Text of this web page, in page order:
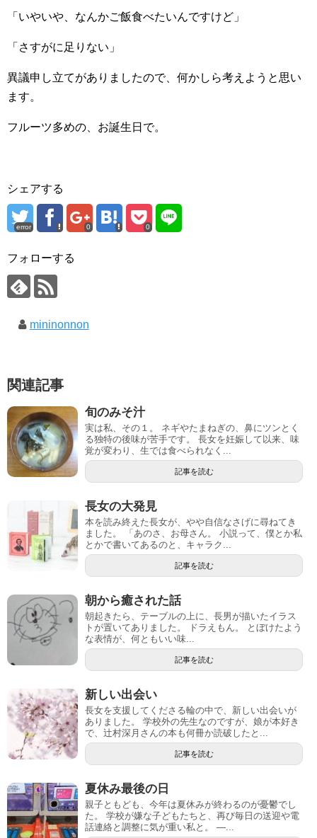
「いやいや、なんかご飯食べたいんですけど」
「さすがに足りない」
異議申し立てがありましたので、何かしら考えようと思い
ます。
フルーツ多めの、お誕生日で。
シェアする
error 0 0
フォローする
mininonnon
関連記事
旬のみそ汁
実は私、その１。 ネギやたまねぎの、鼻にツンとく
る独特の後味が苦手です。 長女を妊娠して以来、味
覚が変わり、生では食べられなく...
記事を読む
長女の大発見
本を読み終えた長女が、やや自信なさげに尋ねてき
ました。 「あのさ、お母さん。 小説って、僕とか私
とかで書いてあるのと、キャラク...
記事を読む
朝から癒された話
朝起きたら、テーブルの上に、長男が描いたイラス
トが置いてありました。 ドラえもん。 とぼけたよう
な表情が、何ともいい味...
記事を読む
新しい出会い
長女を支援してくださる輪の中で、新しい出会いが
ありました。 学校外の先生なのですが、娘が本好き
で、辻村深月さんの本も何冊か読破したと...
記事を読む
夏休み最後の日
親子ともども、今年は夏休みが終わるのが憂鬱でし
た。 学校が嫌な子どもたちと、再び毎日の送迎や電
話連絡と調整に気が重い私と。 ―...